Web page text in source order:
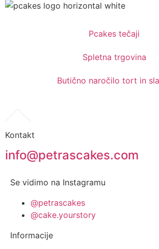
Pcakes tečaji
Spletna trgovina
Butično naročilo tort in
Kontakt
info@petrascakes.com
Se vidimo na Instagramu
@petrascakes
@cake.yourstory
Informacije